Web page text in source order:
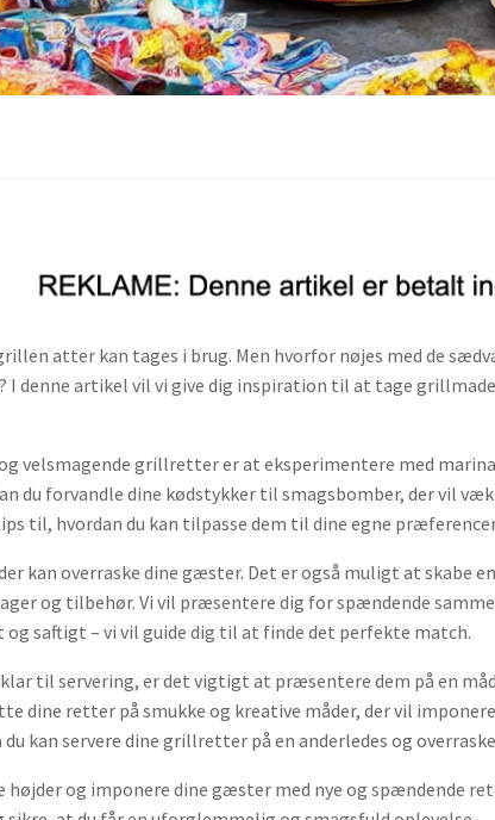
atter kan tages i brug. Men hvorfor nøjes med de
I denne artikel vil vi give dig inspiration til at tage
velsmagende grillretter er at eksperimentere med
du forvandle dine kødstykker til smagsbomber, der vil
til, hvordan du kan tilpasse dem til dine egne
kan overraske dine gæster. Det er også muligt at skabe
og tilbehør. Vi vil præsentere dig for spændende
saftigt – vi vil guide dig til at finde det perfekte match.
til servering, er det vigtigt at præsentere dem på en
dine retter på smukke og kreative måder, der vil
kan servere dine grillretter på en anderledes og
og imponere dine gæster med nye og spændende